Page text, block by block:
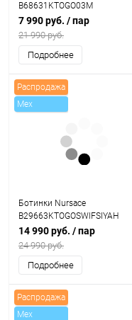
B68631KTOGO03M
7 990 руб. / пар
21 990 руб.
Подробнее
Распродажа
Mex
Ботинки Nursace
B29663KTOGOSWIFSIYAH
14 990 руб. / пар
24 990 руб.
Подробнее
Распродажа
Mex